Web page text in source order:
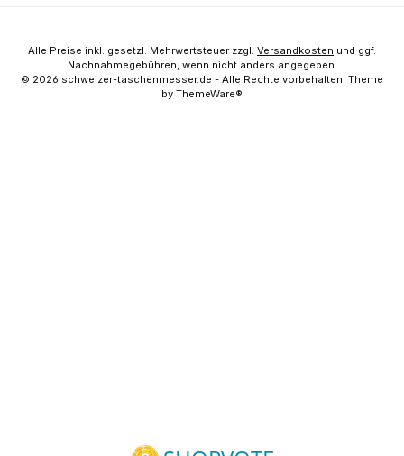
Alle Preise inkl. gesetzl. Mehrwertsteuer zzgl. Versandkosten und ggf.
Nachnahmegebühren, wenn nicht anders angegeben.
© 2026 schweizer-taschenmesser.de - Alle Rechte vorbehalten. Theme
by ThemeWare®